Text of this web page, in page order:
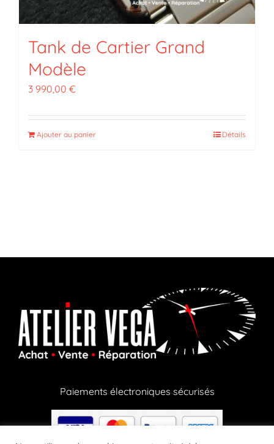
Tank de Cartier Grand
Modèle
3 990,00 €
Ajouter au panier Détails
Paiements électroniques sécurisés